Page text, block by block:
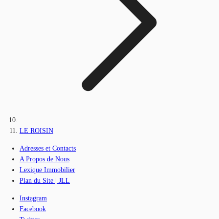
LE ROISIN
Adresses et Contacts
A Propos de Nous
Lexique Immobilier
Plan du Site | JLL
Instagram
Facebook